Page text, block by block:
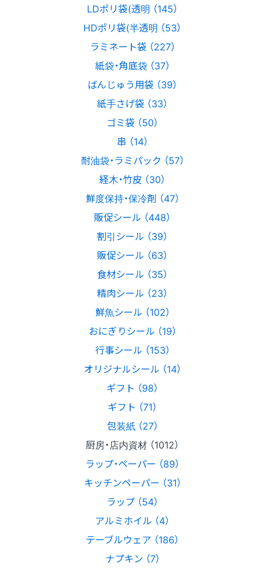
LDポリ袋(透明 （145）
HDポリ袋(半透明 （53）
ラミネート袋 （227）
紙袋・角底袋 （37）
ばんじゅう用袋 （39）
紙手さげ袋 （33）
ゴミ袋 （50）
串 （14）
耐油袋・ラミパック （57）
経木・竹皮 （30）
鮮度保持・保冷剤 （47）
販促シール （448）
割引シール （39）
販促シール （63）
食材シール （35）
精肉シール （23）
鮮魚シール （102）
おにぎりシール （19）
行事シール （153）
オリジナルシール （14）
ギフト （98）
ギフト （71）
包装紙 （27）
厨房・店内資材 （1012）
ラップ・ペーパー （89）
キッチンペーパー （31）
ラップ （54）
アルミホイル （4）
テーブルウェア （186）
ナプキン （7）